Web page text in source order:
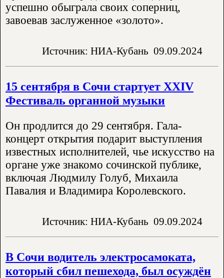
успешно обыграла своих соперниц,
завоевав заслуженное «золото».
Источник: НИА-Кубань 09.09.2024
15 сентября в Сочи стартует XXIV
Фестиваль органной музыки
Он продлится до 29 сентября. Гала-
концерт открытия подарит выступления
известных исполнителей, чье искусство на
органе уже знакомо сочинской публике,
включая Людмилу Голуб, Михаила
Павалия и Владимира Королевского.
Источник: НИА-Кубань 09.09.2024
В Сочи водитель электросамоката,
который сбил пешехода, был осуждён